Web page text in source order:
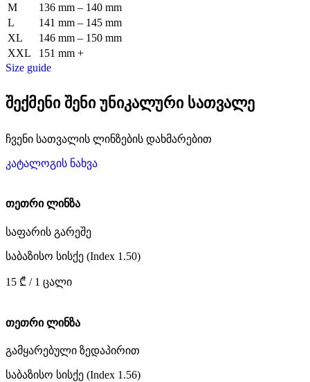
M
136 mm – 140 mm
L
141 mm – 145 mm
XL
146 mm – 150 mm
XXL
151 mm +
Size guide
შექმენი შენი უნიკალური სათვალე
ჩვენი სათვალის ლინზების დახმარებით
კატალოგის ნახვა
თეთრი ლინზა
საფარის გარეშე
საბაზისო სისქე (Index 1.50)
15 ₾ / 1 ცალი
თეთრი ლინზა
გამყარებული ზედაპირით
საბაზისო სისქე (Index 1.56)